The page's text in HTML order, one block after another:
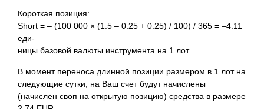
Короткая позиция:
Short = – (100 000 × (1.5 – 0.25 + 0.25) / 100) / 365 = –4.11
еди-
ницы базовой валюты инструмента на 1 лот.
В момент переноса длинной позиции размером в 1 лот на
следующие сутки, на Ваш счет будут начислены
(начислен своп на открытую позицию) средства в размере